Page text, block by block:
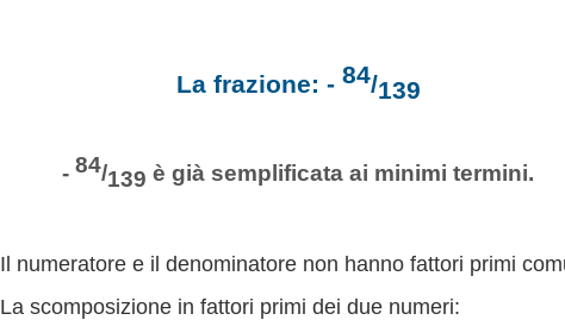
La frazione: - 84/139
- 84/139 è già semplificata ai minimi termini.
Il numeratore e il denominatore non hanno fattori primi
La scomposizione in fattori primi dei due numeri: